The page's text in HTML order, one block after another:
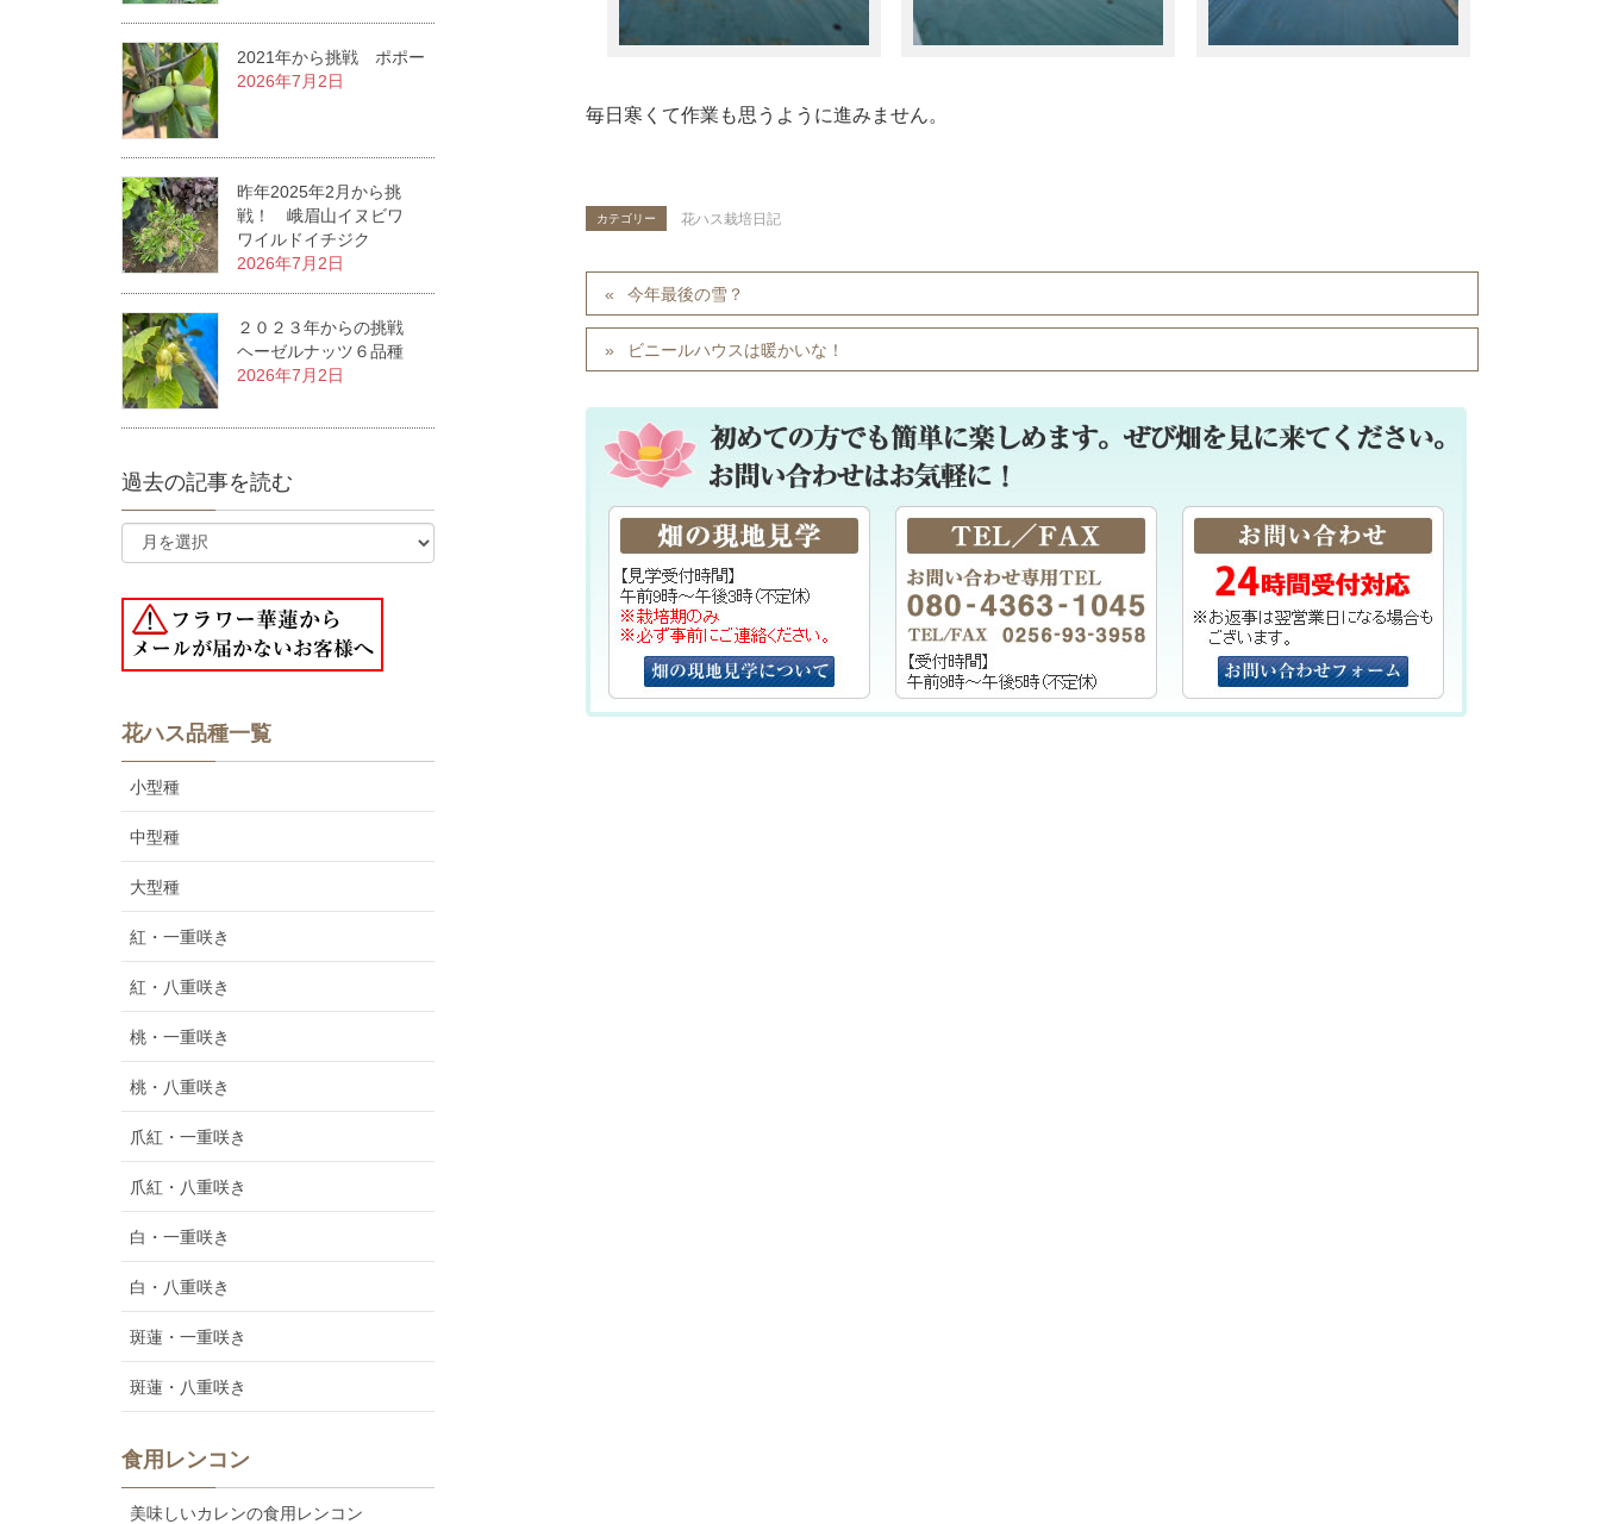
毎日寒くて作業も思うように進みません。
カテゴリー 花ハス栽培日記
今年最後の雪？
ビニールハウスは暖かいな！
2021年から挑戦 ポポー
2026年7月2日
昨年2025年2月から挑
戦！ 峨眉山イヌビワ
ワイルドイチジク
2026年7月2日
２０２３年からの挑戦
ヘーゼルナッツ６品種
2026年7月2日
過去の記事を読む
花ハス品種一覧
小型種
中型種
大型種
紅・一重咲き
紅・八重咲き
桃・一重咲き
桃・八重咲き
爪紅・一重咲き
爪紅・八重咲き
白・一重咲き
白・八重咲き
斑蓮・一重咲き
斑蓮・八重咲き
食用レンコン
美味しいカレンの食用レンコン